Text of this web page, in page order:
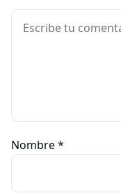
Comentario
Nombre*